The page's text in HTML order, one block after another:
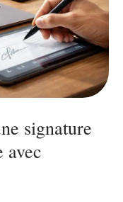
signature
avec